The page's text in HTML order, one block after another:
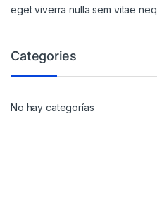
eget viverra nulla sem vitae
Categories
No hay categorías